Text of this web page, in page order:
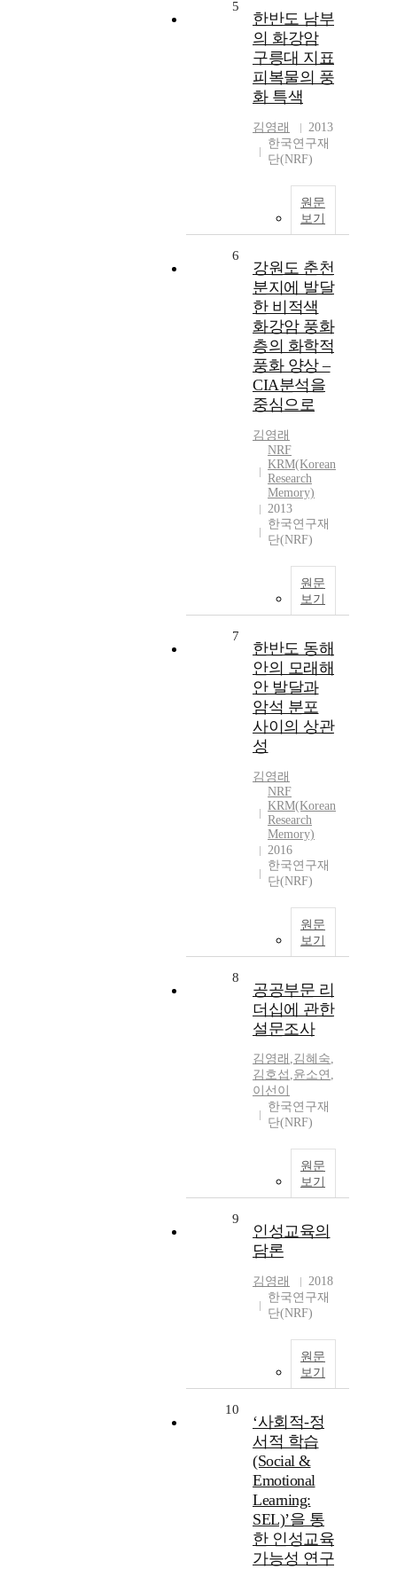
5
한반도 남부
의 화강암
구릉대 지표
피복물의 풍
화 특색
김영래
2013
한국연구재
단(NRF)
원문
보기
6
강원도 춘천
분지에 발달
한 비적색
화강암 풍화
층의 화학적
풍화 양상 –
CIA분석을
중심으로
김영래
NRF
KRM(Korean
Research
Memory)
2013
한국연구재
단(NRF)
원문
보기
7
한반도 동해
안의 모래해
안 발달과
암석 분포
사이의 상관
성
김영래
NRF
KRM(Korean
Research
Memory)
2016
한국연구재
단(NRF)
원문
보기
8
공공부문 리
더십에 관한
설문조사
김영래 ,김혜숙,
김호섭 ,윤소연 ,
이선이
한국연구재
단(NRF)
원문
보기
9
인성교육의
담론
김영래
2018
한국연구재
단(NRF)
원문
보기
10
‘사회적-정
서적 학습
(Social &
Emotional
Learning:
SEL)’을 통
한 인성교육
가능성 연구